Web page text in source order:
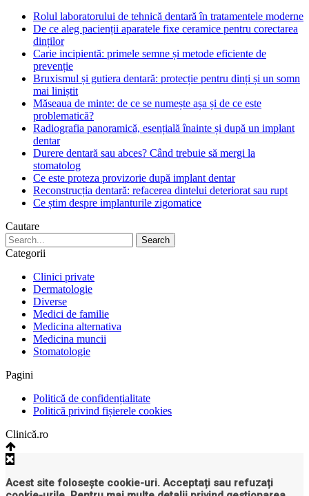
Rolul laboratorului de tehnică dentară în tratamentele moderne
De ce aleg pacienții aparatele fixe ceramice pentru corectarea
dinților
Carie incipientă: primele semne și metode eficiente de
prevenție
Bruxismul și gutiera dentară: protecție pentru dinți și un somn
mai liniștit
Măseaua de minte: de ce se numește așa și de ce este
problematică?
Radiografia panoramică, esențială înainte și după un implant
dentar
Durere dentară sau abces? Când trebuie să mergi la
stomatolog
Ce este proteza provizorie după implant dentar
Reconstrucția dentară: refacerea dintelui deteriorat sau rupt
Ce știm despre implanturile zigomatice
Cautare
Categorii
Clinici private
Dermatologie
Diverse
Medici de familie
Medicina alternativa
Medicina muncii
Stomatologie
Pagini
Politică de confidențialitate
Politică privind fișierele cookies
Clinică.ro
Acest site folosește cookie-uri. Acceptați sau refuzați